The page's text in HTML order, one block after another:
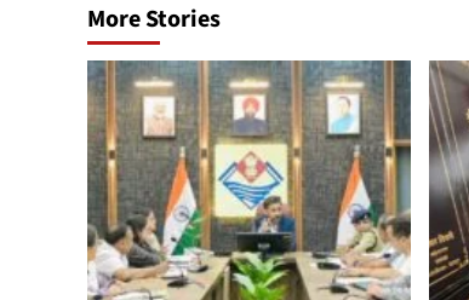
More Stories